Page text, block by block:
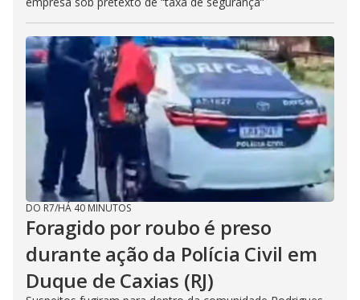
DO R7/HÁ 40 MINUTOS
Foragido por roubo é preso
durante ação da Polícia Civil em
Duque de Caxias (RJ)